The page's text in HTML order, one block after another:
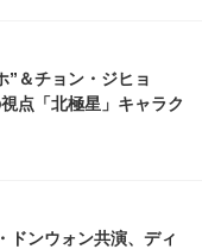
”＆チョン・ジヒョ
点「北極星」キャラク
ドンウォン共演、ディ